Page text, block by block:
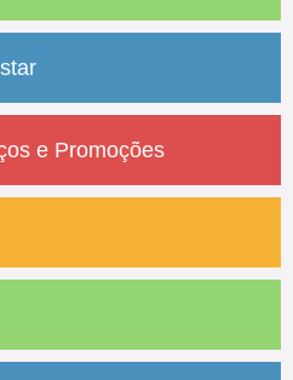
e Promoções